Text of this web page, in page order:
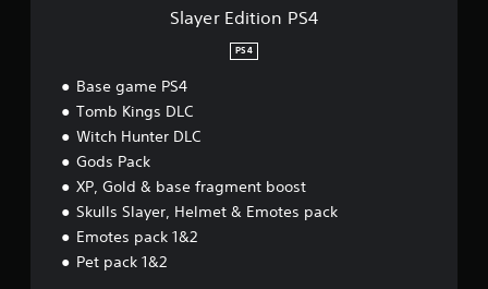
Slayer Edition PS4
PS4
Base game PS4
Tomb Kings DLC
Witch Hunter DLC
Gods Pack
XP, Gold & base fragment boost
Skulls Slayer, Helmet & Emotes pack
Emotes pack 1&2
Pet pack 1&2